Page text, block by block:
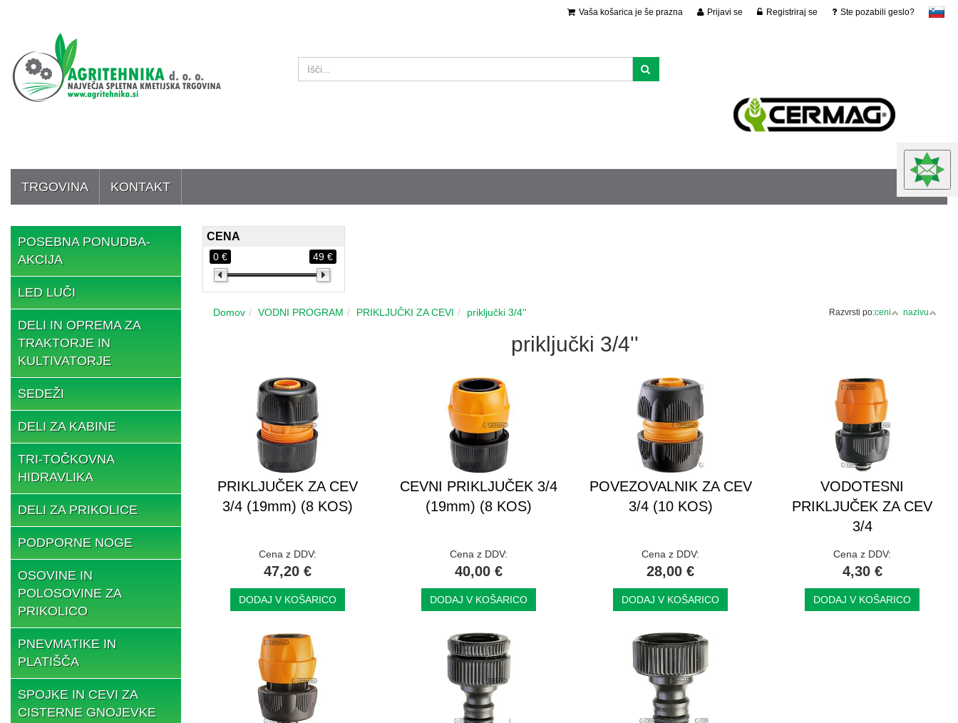
slovensko
Prijavi se Registriraj se Ste pozabili geslo?
Vaša košarica je še prazna
TRGOVINA KONTAKT
POSEBNA PONUDBA-
AKCIJA
LED LUČI
DELI IN OPREMA ZA
TRAKTORJE IN
KULTIVATORJE
SEDEŽI
DELI ZA KABINE
TRI-TOČKOVNA
HIDRAVLIKA
DELI ZA PRIKOLICE
PODPORNE NOGE
OSOVINE IN
POLOSOVINE ZA
PRIKOLICO
PNEVMATIKE IN
PLATIŠČA
SPOJKE IN CEVI ZA
CISTERNE GNOJEVKE
CENA
0 € 49 €
Domov VODNI PROGRAM PRIKLJUČKI ZA CEVI priključki 3/4'' Razvrsti po:ceni nazivu
priključki 3/4''
PRIKLJUČEK ZA CEV
3/4 (19mm) (8 KOS)
Cena z DDV:
47,20 €
DODAJ V KOŠARICO
CEVNI PRIKLJUČEK 3/4
(19mm) (8 KOS)
Cena z DDV:
40,00 €
DODAJ V KOŠARICO
POVEZOVALNIK ZA CEV
3/4 (10 KOS)
Cena z DDV:
28,00 €
DODAJ V KOŠARICO
VODOTESNI
PRIKLJUČEK ZA CEV
3/4
Cena z DDV:
4,30 €
DODAJ V KOŠARICO